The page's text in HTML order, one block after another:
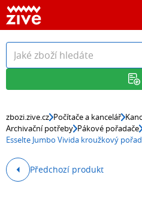
zbozi.zive.cz Počítače a kancelář
Archivační potřeby Pákové pořadače
Esselte Jumbo Vivida kroužkový
Předchozí produkt